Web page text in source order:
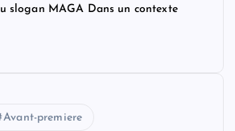
slogan MAGA Dans un contexte
Avant-premiere